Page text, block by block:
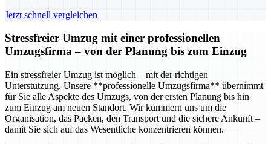
Jetzt schnell vergleichen
Stressfreier Umzug mit einer professionellen
Umzugsfirma – von der Planung bis zum Einzug
Ein stressfreier Umzug ist möglich – mit der richtigen
Unterstützung. Unsere **professionelle Umzugsfirma** übernimmt
für Sie alle Aspekte des Umzugs, von der ersten Planung bis hin
zum Einzug am neuen Standort. Wir kümmern uns um die
Organisation, das Packen, den Transport und die sichere Ankunft –
damit Sie sich auf das Wesentliche konzentrieren können.